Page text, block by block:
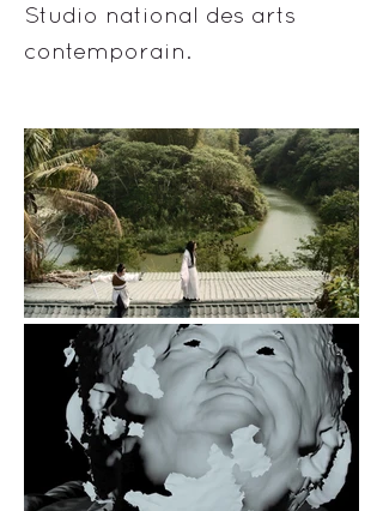
Studio national des arts
contemporain.